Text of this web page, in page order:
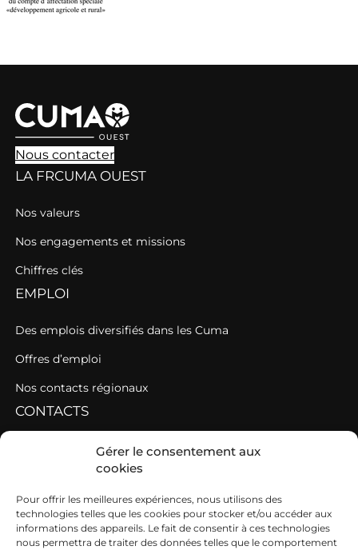
Gérer le consentement aux
cookies
Pour offrir les meilleures expériences, nous utilisons des
technologies telles que les cookies pour stocker et/ou accéder aux
informations des appareils. Le fait de consentir à ces technologies
nous permettra de traiter des données telles que le comportement
Nous contacter
LA FRCUMA OUEST
Nos valeurs
Nos engagements et missions
Chiffres clés
EMPLOI
Des emplois diversifiés dans les Cuma
Offres d’emploi
Nos contacts régionaux
CONTACTS
Contacter une fédération
Contacter les AGC de l’Ouest
SIEGE
19b boulevard Nominoë